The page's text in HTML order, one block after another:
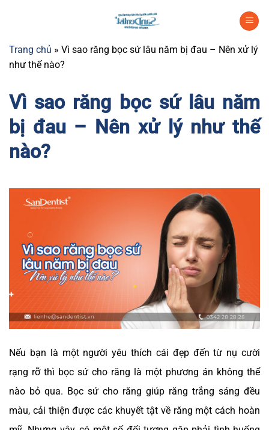
dungTrang chủ » Vì sao răng bọc sứ lâu năm bị đau – Nên xử lý
như thế nào?
Vì sao răng bọc sứ lâu năm
bị đau – Nên xử lý như thế
nào?
Nếu bạn là một người yêu thích cái đẹp đến từ nụ cười
rạng rỡ thì bọc sứ cho răng là một phương án không thể
nào bỏ qua. Bọc sứ cho răng giúp răng trắng sáng đều
màu, cải thiện được các khuyết tật về răng một cách hoàn